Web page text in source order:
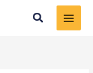
Search